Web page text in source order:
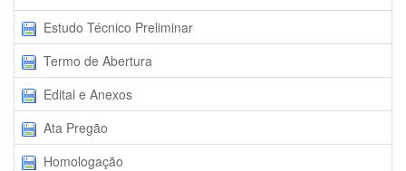
Estudo Técnico Preliminar
Termo de Abertura
Edital e Anexos
Ata Pregão
Homologação